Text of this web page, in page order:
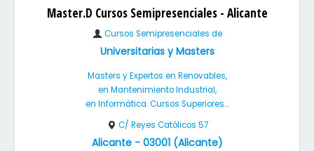
Master.D Cursos Semipresenciales - Alicante
Cursos Semipresenciales de
Universitarias y Masters
Masters y Expertos en Renovables,
en Mantenimiento Industrial,
en Informática. Cursos Superiores...
C/ Reyes Católicos 57
Alicante- 03001(Alicante)